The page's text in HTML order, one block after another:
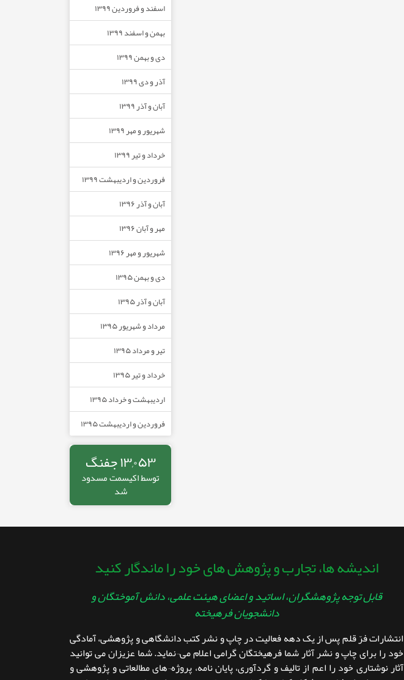
اسفند و فروردین ۱۳۹۹
بهمن و اسفند ۱۳۹۹
دی و بهمن ۱۳۹۹
آذر و دی ۱۳۹۹
آبان و آذر ۱۳۹۹
شهریور و مهر ۱۳۹۹
خرداد و تیر ۱۳۹۹
فروردین و اردیبهشت ۱۳۹۹
آبان و آذر ۱۳۹۶
مهر و آبان ۱۳۹۶
شهریور و مهر ۱۳۹۶
دی و بهمن ۱۳۹۵
آبان و آذر ۱۳۹۵
مرداد و شهریور ۱۳۹۵
تیر و مرداد ۱۳۹۵
خرداد و تیر ۱۳۹۵
اردیبهشت و خرداد ۱۳۹۵
فروردین و اردیبهشت ۱۳۹۵
۱۳,۰۵۳ جفنگ
توسط اکیسمت مسدود
شد
اندیشه ها، تجارب و پژوهش های خود را ماندگار کنید
قابل توجه پژوهشگران، اساتید و اعضای هیئت علمی، دانش آموختگان و
دانشجویان فرهیخته
انتشارات فرّ قلم پس از یک دهه فعالیت در چاپ و نشر کتب دانشگاهی و پژوهشی، آمادگی
خود را برای چاپ و نشر آثار شما فرهیختگان گرامی اعلام می¬نماید. شما عزیزان می توانید
آثار نوشتاری خود را اعم از تالیف و گردآوری، پایان نامه، پروژه¬های مطالعاتی و پژوهشی و